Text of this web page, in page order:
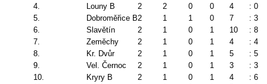
4.
Louny B 2 2 0 0 4
: 0
5.
Dobroměřice B2 1 1 0 7
: 3
6.
Slavětín 2 1 0 1 10
: 8
7.
Zeměchy 2 1 0 1 4
: 4
8.
Kr. Dvůr 2 1 0 1 5
: 5
9.
Vel. Černoc 2 1 0 1 3
: 3
10.
Kryry B 2 1 0 1 4
: 6